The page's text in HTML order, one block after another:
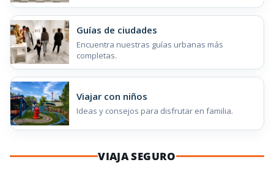
Guías de ciudades
Encuentra nuestras guías urbanas más
completas.
Viajar con niños
Ideas y consejos para disfrutar en familia.
VIAJA SEGURO